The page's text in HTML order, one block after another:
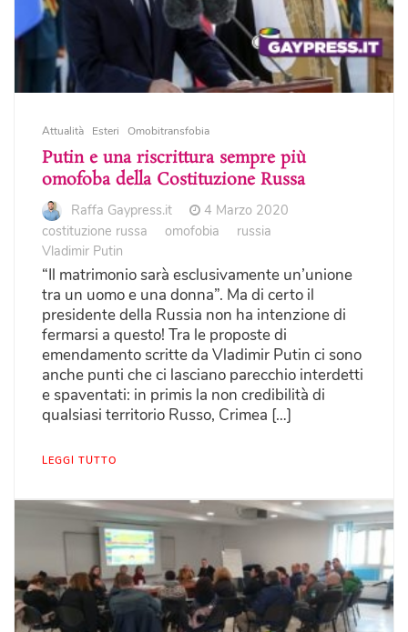
Attualità Esteri Omobitransfobia
Putin e una riscrittura sempre più
omofoba della Costituzione Russa
Raffa Gaypress.it
4 Marzo 2020
costituzione russa
omofobia
russia
Vladimir Putin
“Il matrimonio sarà esclusivamente un’unione
tra un uomo e una donna”. Ma di certo il
presidente della Russia non ha intenzione di
fermarsi a questo! Tra le proposte di
emendamento scritte da Vladimir Putin ci sono
anche punti che ci lasciano parecchio interdetti
e spaventati: in primis la non credibilità di
qualsiasi territorio Russo, Crimea […]
LEGGI TUTTO